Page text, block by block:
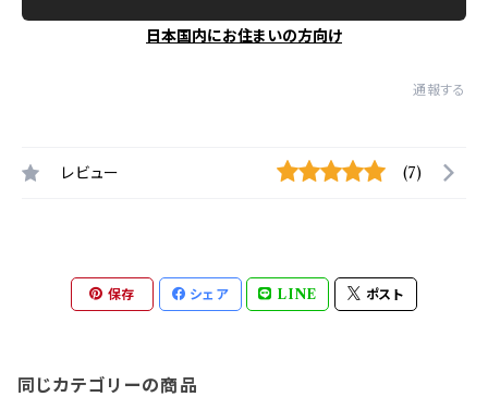
日本国内にお住まいの方向け
通報する
レビュー (7)
保存 シェア LINE ポスト
同じカテゴリーの商品